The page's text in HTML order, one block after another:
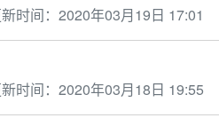
时间： 2020年03月19日 17:01
时间： 2020年03月18日 19:55